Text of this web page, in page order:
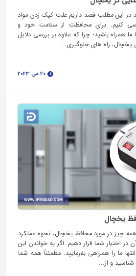
در این مطلب قصد داریم علت کپک زدن مواد
کنیم. برای محافظت از سلامت خود و
ما همراه باشید؛ چرا که علاوه بر بررسی دلایل
یخچال، راه های جلوگیری...
یخچال
چیز در مورد محافظ یخچال، نحوه عملکرد
در اختیار شما قرار دهیم. اگر به خواندن این
ما را همراهی بفرمایید. مطمئناً همه شما
و از...